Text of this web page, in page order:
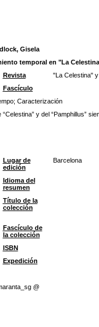
Gisela
temporal en "La
Revista "La Celestina"
Fascículo
; Caracterización
“Celestina” y del “Pamphillus”
Lugar de
edición
Barcelona
Idioma del
resumen
Título de la
colección
Fascículo de
la colección
ISBN
Expedición
@